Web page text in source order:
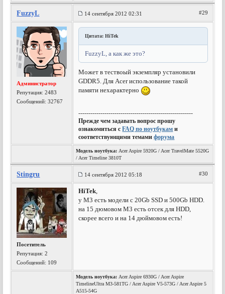
FuzzyL 14 сентября 2012 02:31 #29
Администратор
Репутация:2483
Сообщений: 32767
Цитата: HiTek
FuzzyL, а как же это?
Может в тествоый экземпляр установили
GDDR5. Для Acer использование такой
памяти нехарактерно
---------------------------------------------------------
Прежде чем задавать вопрос прошу
ознакомиться сFAQ по ноутбукам и
соответствующими темамифорума
Модель ноутбука: Acer Aspire 5920G / Acer TravelMate 5520G
/ Acer Timeline 3810T
Stingru 14 сентября 2012 05:18 #30
Посетитель
Репутация:2
Сообщений: 109
HiTek,
у M3 есть модели с 20Gb SSD и 500Gb HDD.
на 15 дюмовом M3 есть отсек для HDD,
скорее всего и на 14 дюймовом есть!
Модель ноутбука: Acer Aspire 6930G / Acer Aspire
TimelineUltra M3-581TG / Acer Aspire V5-573G / Acer Aspire 5
A515-54G